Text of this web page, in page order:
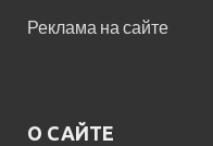
Реклама на сайте
О САЙТЕ